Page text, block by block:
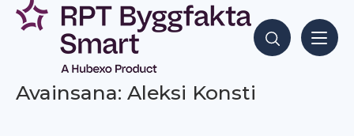
Siirry
sisältöön
Hae sisältöjä
Avainsana: Aleksi Konsti